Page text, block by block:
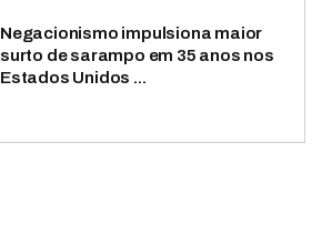
Negacionismo impulsiona maior
surto de sarampo em 35 anos nos
Estados Unidos ...